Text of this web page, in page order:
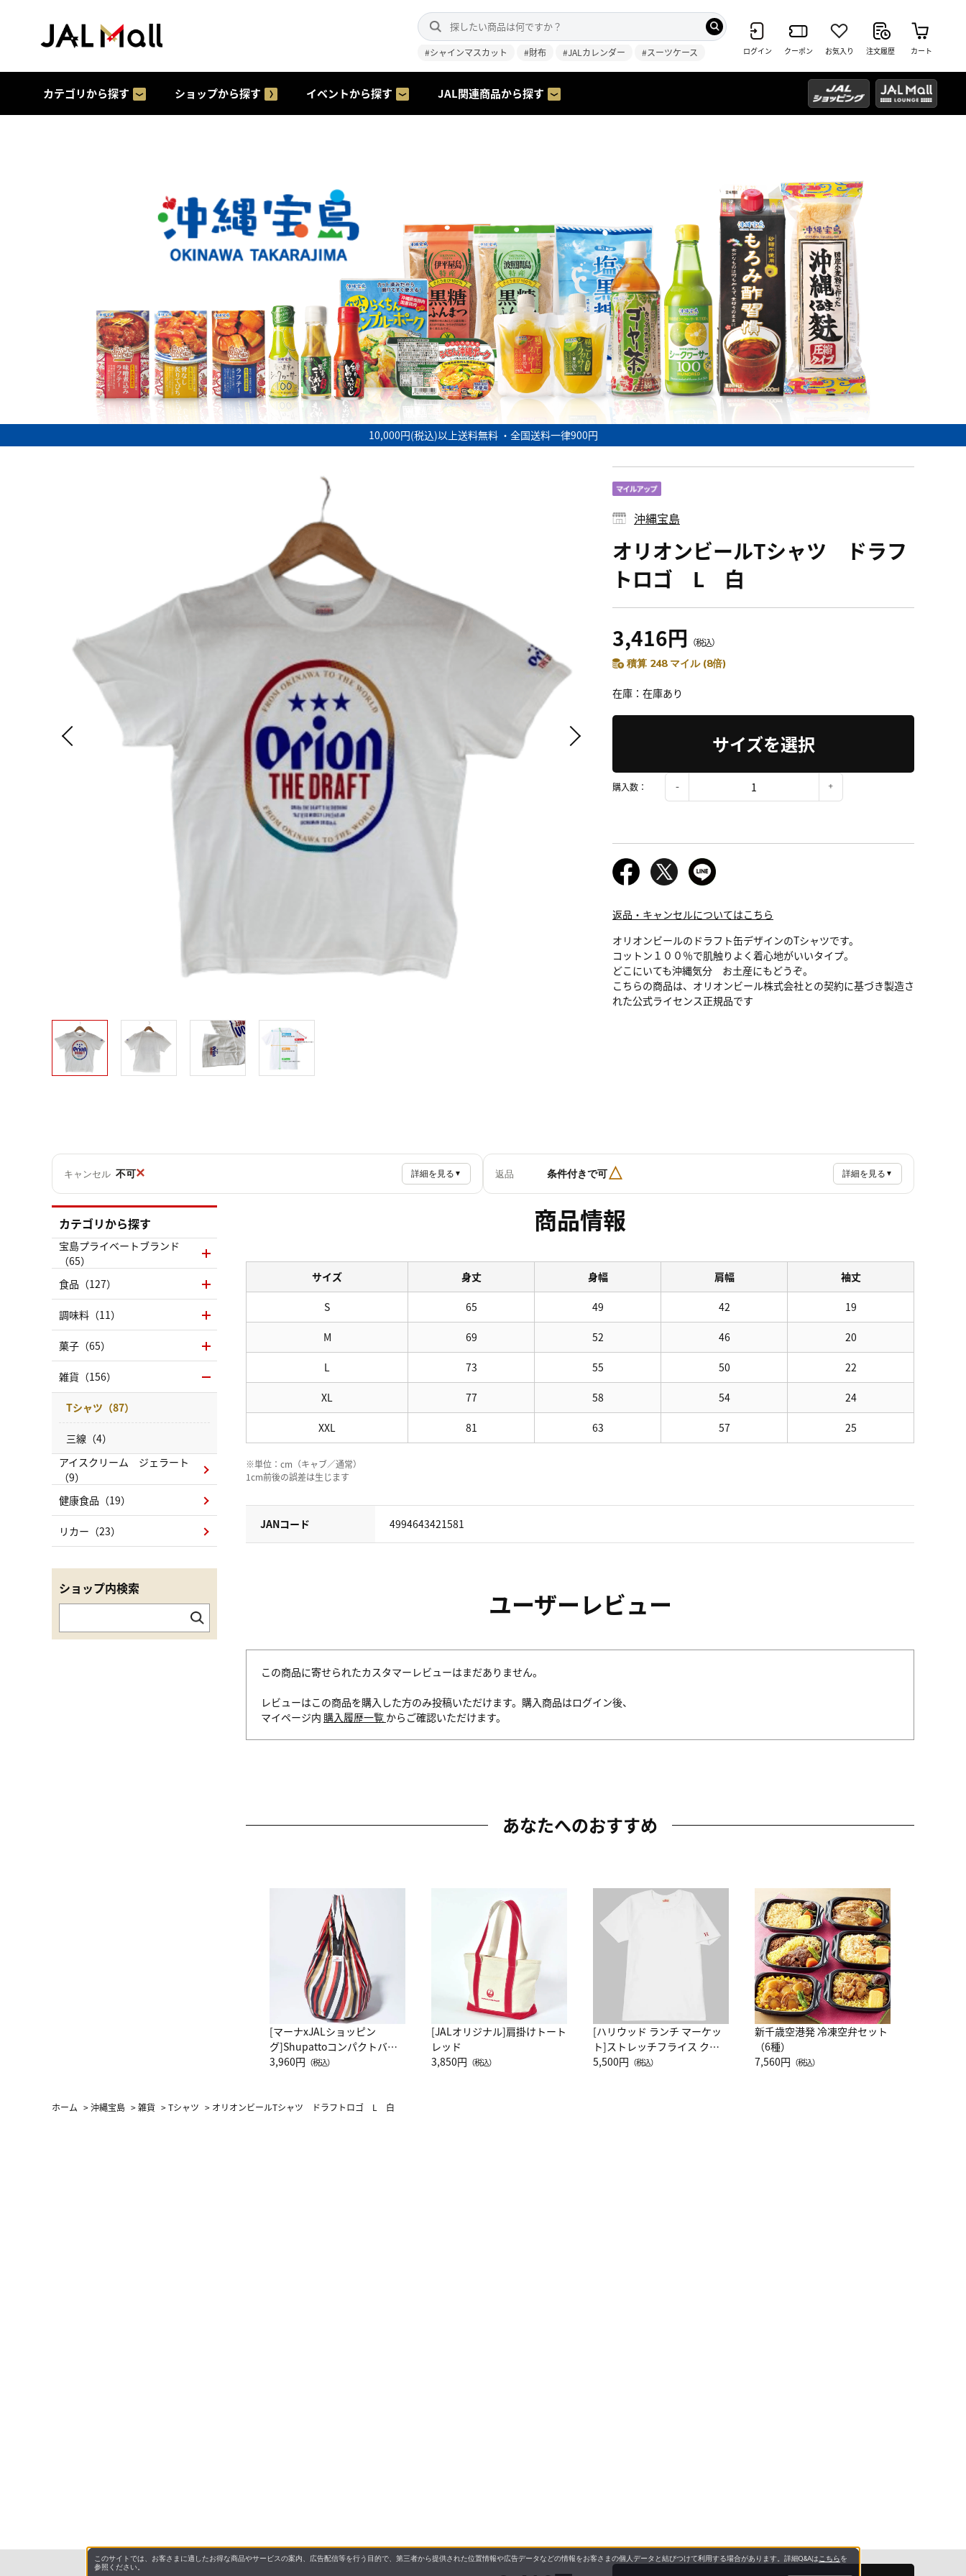
#シャインマスカット #財布 #JALカレンダー #スーツケース ログイン クーポン お気入り 注文履歴 カート
カテゴリから探す ショップから探す イベントから探す JAL関連商品から探す
10,000円(税込)以上送料無料 ・全国送料一律900円
沖縄宝島
オリオンビールTシャツ ドラフ
トロゴ L 白
3,416円 （税込）
積算 248 マイル (8倍)
在庫 在庫あり
サイズを選択
購入数：
返品・キャンセルについてはこちら
オリオンビールのドラフト缶デザインのTシャツです。
コットン１００％で肌触りよく着心地がいいタイプ。
どこにいても沖縄気分 お土産にもどうぞ。
こちらの商品は、オリオンビール株式会社との契約に基づき製造さ
れた公式ライセンス正規品です
キャンセル 不可× 詳細を見る ▼ 返品 条件付きで可△ 詳細を見る ▼
商品情報
サイズ 身丈 身幅 肩幅 袖丈
S 65 49 42 19
M 69 52 46 20
L 73 55 50 22
XL 77 58 54 24
XXL 81 63 57 25
※単位：cm（キャブ／通常）
1cm前後の誤差は生じます
JANコード 4994643421581
ユーザーレビュー
この商品に寄せられたカスタマーレビューはまだありません。
レビューはこの商品を購入した方のみ投稿いただけます。購入商品はログイン後、
マイページ内 購入履歴一覧 からご確認いただけます。
あなたへのおすすめ
[マーナxJALショッピン
グ]Shupattoコンパクトバッ
グ Drop JAL客室乗務員
3,960円 （税込）
[JALオリジナル]肩掛けトート
レッド
3,850円 （税込）
[ハリウッド ランチ マーケッ
ト]ストレッチフライス クル
ーネック別注半袖Ｔシャツ
5,500円 （税込）
新千歳空港発 冷凍空弁セット
（6種）
7,560円 （税込）
カテゴリから探す
宝島プライベートブランド
（65）
食品（127）
調味料（11）
菓子（65）
雑貨（156）
Tシャツ（87）
三線（4）
アイスクリーム ジェラート
（9）
健康食品（19）
リカー（23）
ショップ内検索
ホーム >沖縄宝島 >雑貨 >Tシャツ > オリオンビールTシャツ ドラフトロゴ L 白
このサイトでは、お客さまに適したお得な商品やサービスの案内、広告配信等を行う目的で、第三者から提供された位置情報や広告データなどの情報をお客さまの個人データと結びつけて利用する場合があります。詳細Q&Aは こちらを
参照ください。